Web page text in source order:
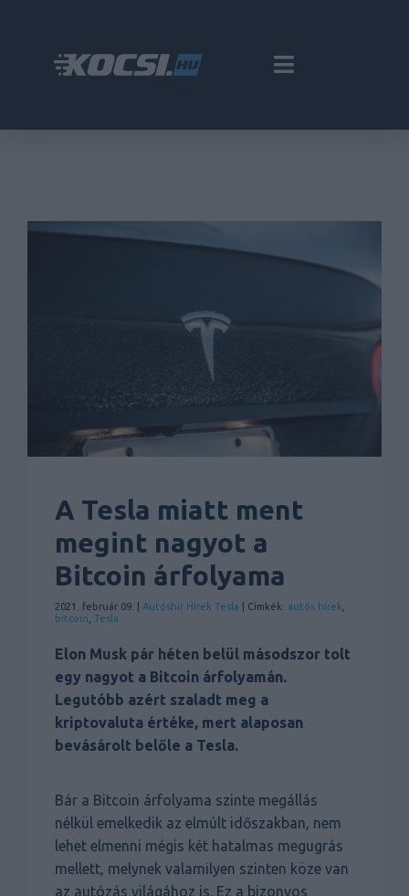
A Tesla miatt ment
megint nagyot a
Bitcoin árfolyama
2021. február 09. | Autóshír Hírek Tesla | Címkék: autós hírek,
bitcoin, Tesla
Elon Musk pár héten belül másodszor tolt
egy nagyot a Bitcoin árfolyamán.
Legutóbb azért szaladt meg a
kriptovaluta értéke, mert alaposan
bevásárolt belőle a Tesla.
Bár a Bitcoin árfolyama szinte megállás
nélkül emelkedik az elmúlt időszakban, nem
lehet elmenni mégis két hatalmas megugrás
mellett, melynek valamilyen szinten köze van
az autózás világához is. Ez a bizonyos